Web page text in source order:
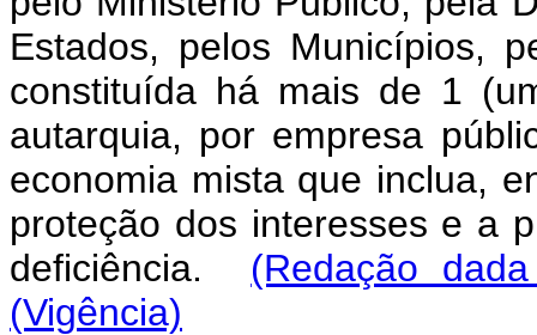
Estados, pelos Municípios,
constituída há mais de 1
autarquia, por empresa
economia mista que inclua,
proteção dos interesses e a
deficiência. (Redação
(Vigência)